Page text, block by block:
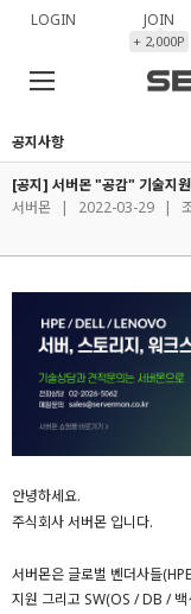
LOGIN JOIN
+ 2,000P
공지사항
[공지] 서버몬 "공감" 기술지
서버몬
| 2022-03-29 |
안녕하세요.
주식회사 서버몬 입니다.
서버몬은 글로벌 벤더사들
지원 그리고 SW(OS / DB / 백